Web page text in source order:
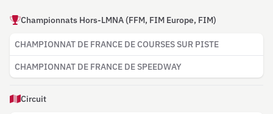
Championnats Hors-LMNA (FFM, FIM Europe, FIM)
CHAMPIONNAT DE FRANCE DE COURSES SUR PISTE
CHAMPIONNAT DE FRANCE DE SPEEDWAY
Circuit